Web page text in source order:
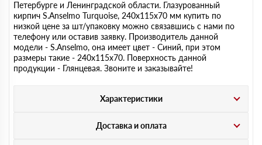
Петербурге и Ленинградской области. Глазурованный
кирпич S.Anselmo Turquoise, 240х115х70 мм купить по
низкой цене за шт/упаковку можно связавшись с нами по
телефону или оставив заявку. Производитель данной
модели - S.Anselmo, она имеет цвет - Синий, при этом
размеры такие - 240х115х70. Поверхность данной
продукции - Глянцевая. Звоните и заказывайте!
Характеристики
Доставка и оплата